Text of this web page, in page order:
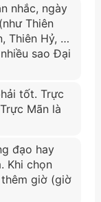
nhắc, ngày
Thiên
Thiên Hỷ, …
sao Đại
tốt. Trực
Mãn là
đạo hay
Khi chọn
giờ (giờ